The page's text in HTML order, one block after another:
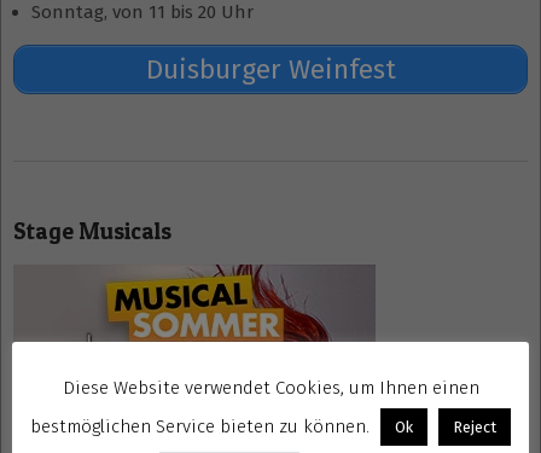
Sonntag, von 11 bis 20 Uhr
Duisburger Weinfest
02
Stage Musicals
Diese Website verwendet Cookies, um Ihnen einen
bestmöglichen Service bieten zu können.
Ok Reject